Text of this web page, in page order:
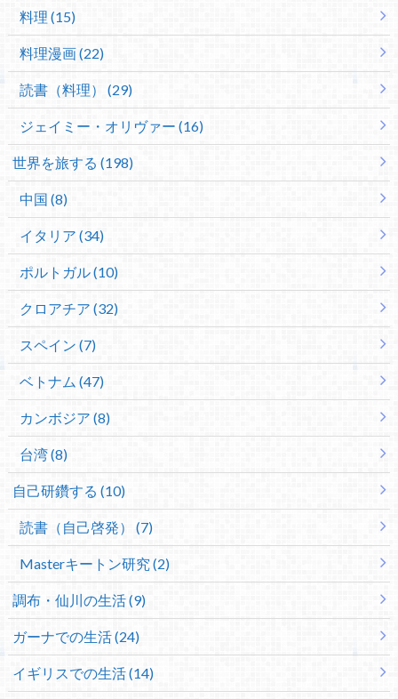
料理 (15)
料理漫画 (22)
読書（料理） (29)
ジェイミー・オリヴァー (16)
世界を旅する (198)
中国 (8)
イタリア (34)
ポルトガル (10)
クロアチア (32)
スペイン (7)
ベトナム (47)
カンボジア (8)
台湾 (8)
自己研鑽する (10)
読書（自己啓発） (7)
Masterキートン研究 (2)
調布・仙川の生活 (9)
ガーナでの生活 (24)
イギリスでの生活 (14)